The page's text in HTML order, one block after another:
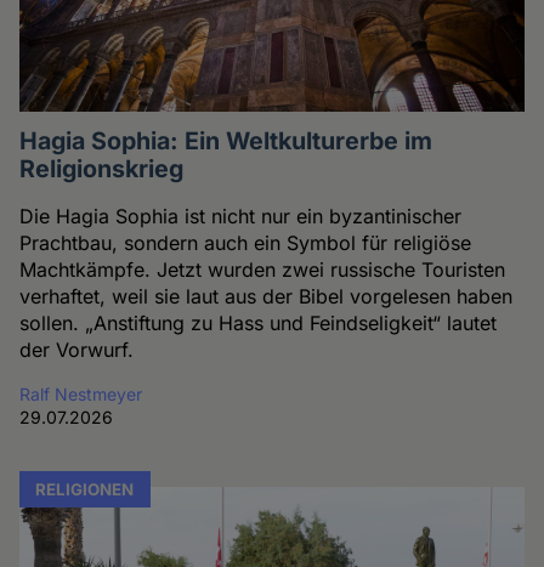
Hagia Sophia: Ein Weltkulturerbe im
Religionskrieg
Die Hagia Sophia ist nicht nur ein byzantinischer
Prachtbau, sondern auch ein Symbol für religiöse
Machtkämpfe. Jetzt wurden zwei russische Touristen
verhaftet, weil sie laut aus der Bibel vorgelesen haben
sollen. „Anstiftung zu Hass und Feindseligkeit“ lautet
der Vorwurf.
Ralf Nestmeyer
29.07.2026
RELIGIONEN